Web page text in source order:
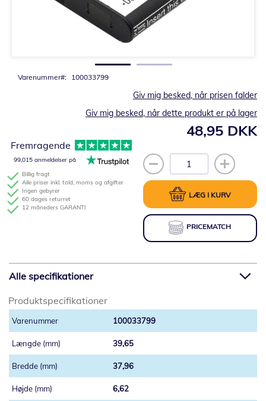
Varenummer 100033799
48,95 DKK
Giv mig besked, når prisen falder
Giv mig besked, når dette produkt er på lager
LÆG I KURV
PRICEMATCH
Billig fragt
Alle priser inkl. told, moms og afgifter
Ingen gebyrer
60 dages returret
12 måneders GARANTI
Fremragende
99,015 anmeldelser på
Alle specifikationer
Produktspecifikationer
100033799
39,65
37,96
6,62